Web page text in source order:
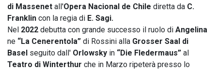
di Massenet all'Opera Nacional de Chile diretta da C.
Franklin con la regia di E. Sagi.
Nel 2022 debutta con grande successo il ruolo di Angelina
ne “La Cenerentola” di Rossini alla Grosser Saal di
Basel seguito dall' Orlowsky in “Die Fledermaus” al
Teatro di Winterthur che in Marzo ripeterà presso lo